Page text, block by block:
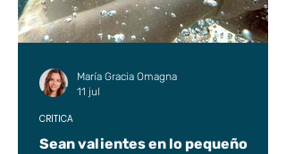
Sean valientes en lo pequeño
CRÍTICA
María Gracia Omagna
11 jul